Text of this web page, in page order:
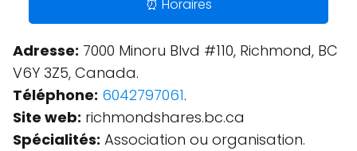
⏰ Horaires
Adresse: 7000 Minoru Blvd #110, Richmond, BC
V6Y 3Z5, Canada.
Téléphone: 6042797061.
Site web: richmondshares.bc.ca
Spécialités: Association ou organisation.